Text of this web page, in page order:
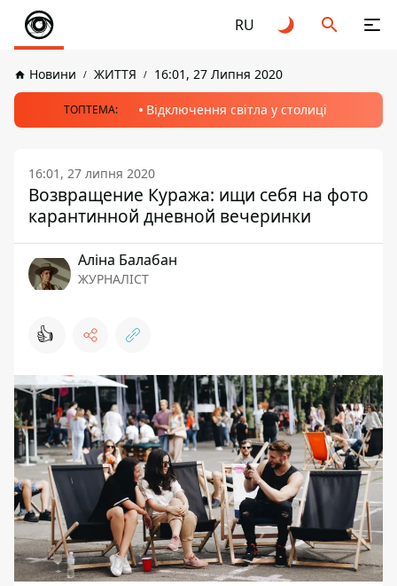
RU
Новини ЖИТТЯ 16:01, 27 Липня 2020
ТОПТЕМА: Відключення світла у столиці
16:01, 27 липня 2020
Возвращение Куража: ищи себя на фото
карантинной дневной вечеринки
Аліна Балабан
ЖУРНАЛІСТ
👍